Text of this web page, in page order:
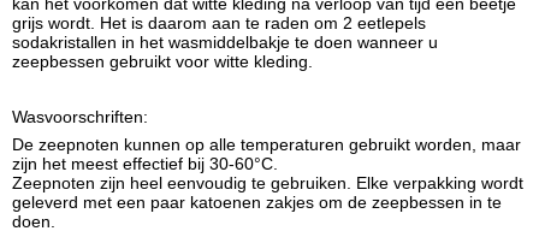
grijs wordt. Het is daarom aan te raden om 2 eetlepels
sodakristallen in het wasmiddelbakje te doen wanneer u
zeepbessen gebruikt voor witte kleding.
Wasvoorschriften:
De zeepnoten kunnen op alle temperaturen gebruikt worden, maar
zijn het meest effectief bij 30-60°C.
Zeepnoten zijn heel eenvoudig te gebruiken. Elke verpakking wordt
geleverd met een paar katoenen zakjes om de zeepbessen in te
doen.